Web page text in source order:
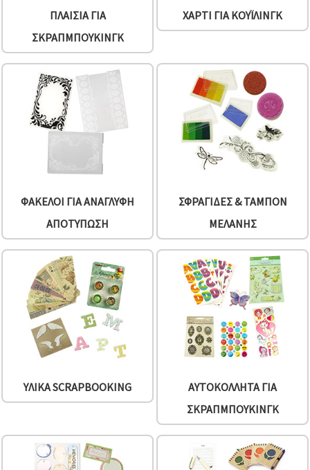
ΠΛΑΊΣΙΑ ΓΙΑ
ΣΚΡΑΠΜΠΟΎΚΙΝΓΚ
ΧΑΡΤΊ ΓΙΑ ΚΟΥΪ́ΛΙΝΓΚ
ΦΆΚΕΛΟΙ ΓΙΑ ΑΝΆΓΛΥΦΗ
ΑΠΟΤΎΠΩΣΗ
ΣΦΡΑΓΊΔΕΣ & ΤΑΜΠΌΝ
ΜΕΛΆΝΗΣ
ΥΛΙΚΆ SCRAPBOOKING
ΑΥΤΟΚΌΛΛΗΤΑ ΓΙΑ
ΣΚΡΑΠΜΠΟΎΚΙΝΓΚ